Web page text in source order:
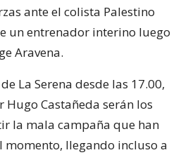
ante el colista Palestino
un entrenador interino luego
Aravena.
La Serena desde las 17.00,
Hugo Castañeda serán los
la mala campaña que han
llegando incluso a